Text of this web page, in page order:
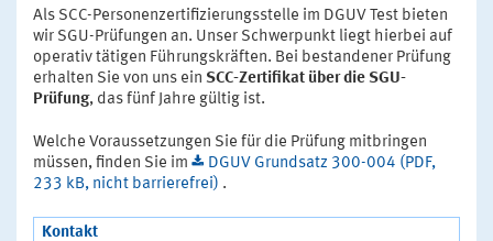
Als SCC-Personenzertifizierungsstelle im DGUV Test bieten
wir SGU-Prüfungen an. Unser Schwerpunkt liegt hierbei auf
operativ tätigen Führungskräften. Bei bestandener Prüfung
erhalten Sie von uns ein SCC-Zertifikat über die SGU-
Prüfung, das fünf Jahre gültig ist.
Welche Voraussetzungen Sie für die Prüfung mitbringen
müssen, finden Sie im
DGUV Grundsatz 300-004 (PDF,
233 kB, nicht barrierefrei) .
Kontakt